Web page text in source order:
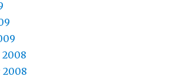
2008
2008